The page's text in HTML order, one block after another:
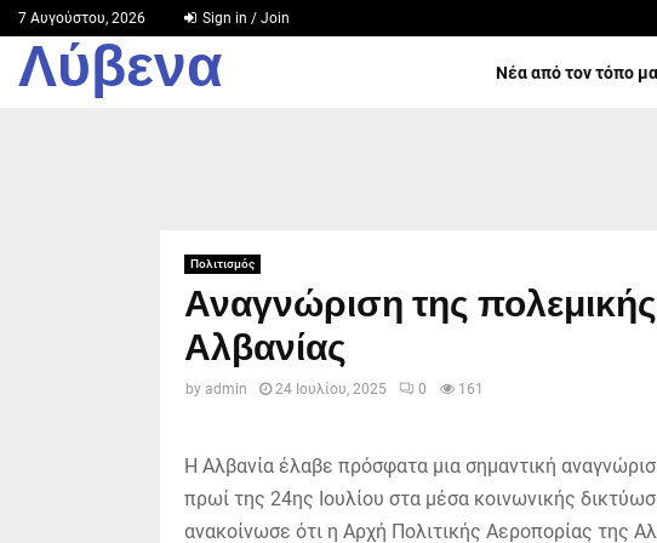
7 Αυγούστου, 2026 Sign in / Join
Λύβενα Νέα από τον τόπο
Πολιτισμός
Αναγνώριση της
Αλβανίας
by admin 24 Ιουλίου, 2025 0 161
Η Αλβανία έλαβε πρόσφατα μια σημαντική
πρωί της 24ης Ιουλίου στα μέσα κοινωνικής
ανακοίνωσε ότι η Αρχή Πολιτικής Αεροπορίας της